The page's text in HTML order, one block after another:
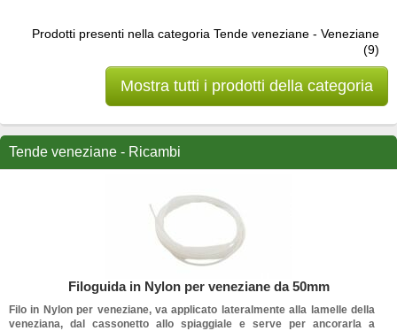
Prodotti presenti nella categoria Tende veneziane - Veneziane
(9)
Mostra tutti i prodotti della categoria
Tende veneziane - Ricambi
Filoguida in Nylon per veneziane da 50mm
Filo in Nylon per veneziane, va applicato lateralmente alla lamelle della
veneziana, dal cassonetto allo spiaggiale e serve per ancorarla a